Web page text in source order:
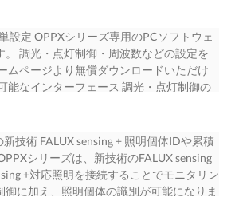
の検査 工程で照明を使用する場合でも
容量：200W）で対応が 可能です。 点灯
2 4
に対応。LANケーブル を接続するだけ
出力や画像機器へのトリガ出力 開始でき
きます。 USBコネクタを搭載 12V仕様は
とUSBケーブルを接続するだけ で専用ソ
す。 OPPX-6012E2 従来の照明シリーズ
OPPXは、新型SMコネクタを採用。
明の接続コネクタですが、 従来照明シリ
ンコネクタ）も 接続可能です。 5
らせます。 点灯制御入力のみで自動切り
を短縮 また配線後でも割り付けを変更可
大16回分の点灯パターン（調光値・発光
例 です。 OPPX 照明1 SYNC1 出力1 ■ シ
クに4方向から照射する点灯パターン） 照
右 → 4方向 レシピ機能 点灯に関わる下記
「レシピ」として16個まで保存できま
値、発光時間、点灯遅延時間など） レシ
・ 点灯制御シーケンス設定（回数、点灯
制御の入力割り付けおよび入力極性 照明
関連の設定値すべてを切替できるた
設定 OPPXシリーズ専用のPCソフトウェ
。 調光・点灯制御・周波数などの設定を
ムページより無償ダウンロードいただけ
能なインターフェース 調光・点灯制御の
に対応し、 設定が簡単に行えます。 点灯
項目 ・ PWM周波数 ・ 点灯制御入力選択
灯遅延時間 ・ 点灯制御入力割り付け ・ 点
シピ設定 ・ フィードバックON/OFF 点灯
面 ・ 絶対輝度調光ON/OFF レシピ 設定画
技術 FALUX sensing + 照明個体IDや累積
シリーズは、新技術のFALUX sensing
+対応照明を接続することでモニタリン
御に加え、照明個体の識別が可能になりま